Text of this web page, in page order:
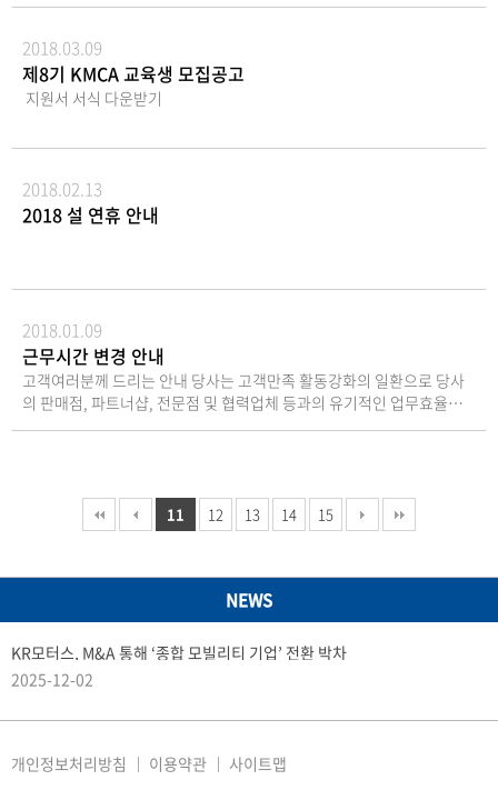
의결권을 행사하여 주시기 바랍니다.가. 전자투표 관
바일 주소 : https://evote.ksd.or.kr/m※ 관리업무
는 한국예탁결제원에 위탁하였습니다.나. 전자투표 행
사 기간 : 2026년 3월 20일 9시 ~ 2026년 3월 29일 17
용하여 전자투표관리시스템에서 주주 본인확인 후 의
민간인증서 (K-VOTE에서 사용가능한 인증서 한정)라.
수정동의안 처리: 주주총회에서 의안에 관하여 수정동
주님을 위한 주주총회 기념품은 회사경비 절감을 위하
여 지급하지 않습니다.
2018.03.09
제8기 KMCA 교육생 모집공고
지원서 서식 다운받기
2018.02.13
2018 설 연휴 안내
2018.01.09
근무시간 변경 안내
고객여러분께 드리는 안내 당사는 고객만족 활동강화의 일환으로 당사
의 판매점, 파트너샵, 전문점 및 협력업체 등과의 유기적인 업무효율성
제고를 위하여 오는 1월15일(월)부터 종전 8시~17시이던 근무시간을 8
11 12 13 14 15
NEWS
KR모터스, M&A 통해 ‘종합 모빌리티 기업’ 전환 박차
2025-12-02
개인정보처리방침 이용약관 사이트맵